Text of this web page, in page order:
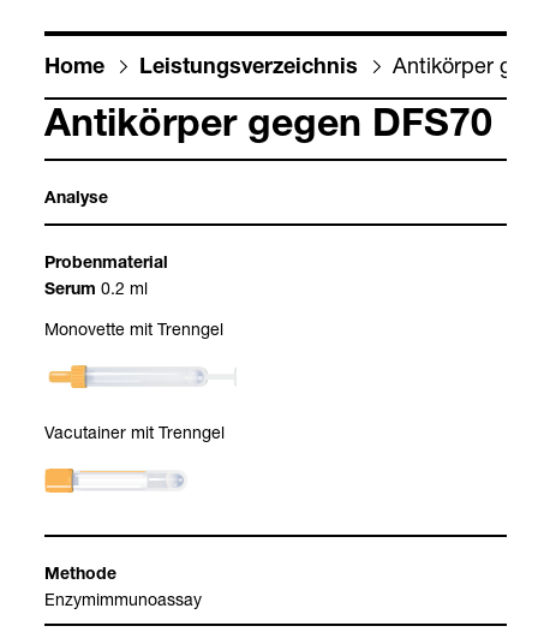
Home Leis­tungs­ver­zeich­nis Anti­kör­per
Anti­kör­per gegen DFS70
Ana­lyse
Pro­ben­ma­te­rial
Serum 0.2 ml
Mono­vette mit Trenn­gel
Vacu­tai­ner mit Trenn­gel
Methode
Enzym­im­mu­n­oas­say